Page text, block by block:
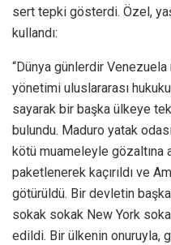
sert tepki gösterdi. Özel,
kullandı:
“Dünya günlerdir
yönetimi uluslararası
sayarak bir başka ülkeye
bulundu. Maduro yatak
kötü muameleyle gözaltına
paketlenerek kaçırıldı ve
götürüldü. Bir devletin
sokak sokak New York
edildi. Bir ülkenin onuruyla,